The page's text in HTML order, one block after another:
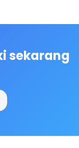
sekarang